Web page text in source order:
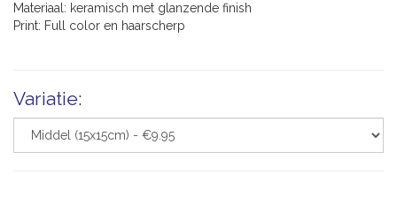
Materiaal: keramisch met glanzende finish
Print: Full color en haarscherp
Variatie: